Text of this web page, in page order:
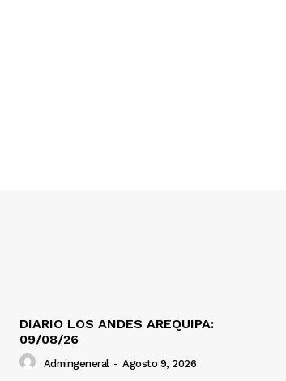
DIARIO LOS ANDES AREQUIPA:
09/08/26
Admingeneral - Agosto 9, 2026